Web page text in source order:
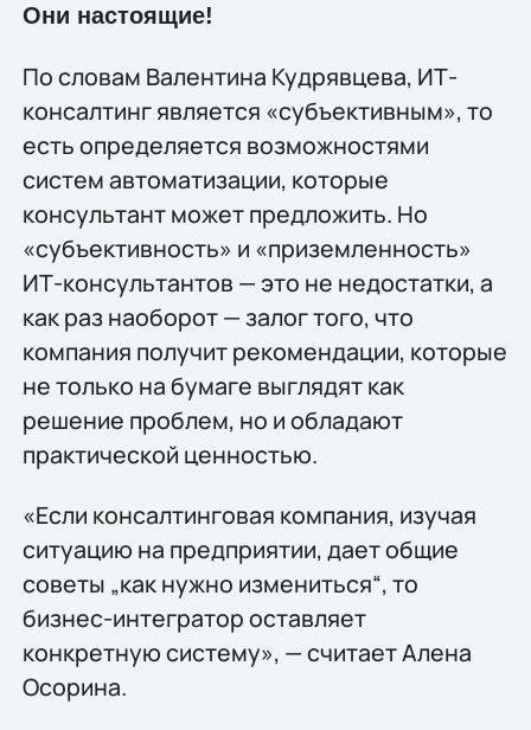
Они настоящие!
По словам Валентина Кудрявцева, ИТ-
консалтинг является «субъективным», то
есть определяется возможностями
систем автоматизации, которые
консультант может предложить. Но
«субъективность» и «приземленность»
ИТ-консультантов — это не недостатки, а
как раз наоборот — залог того, что
компания получит рекомендации, которые
не только на бумаге выглядят как
решение проблем, но и обладают
практической ценностью.
«Если консалтинговая компания, изучая
ситуацию на предприятии, дает общие
советы „как нужно измениться“, то
бизнес-интегратор оставляет
конкретную систему», — считает Алена
Осорина.